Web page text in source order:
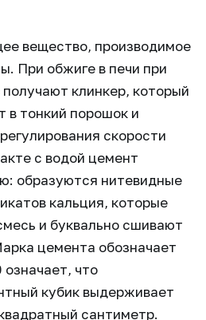
вещество, производимое
При обжиге в печи при
клинкер, который
в тонкий порошок и
скорости
с водой цемент
образуются нитевидные
кальция, которые
и буквально сшивают
цемента обозначает
что
кубик выдерживает
сантиметр.